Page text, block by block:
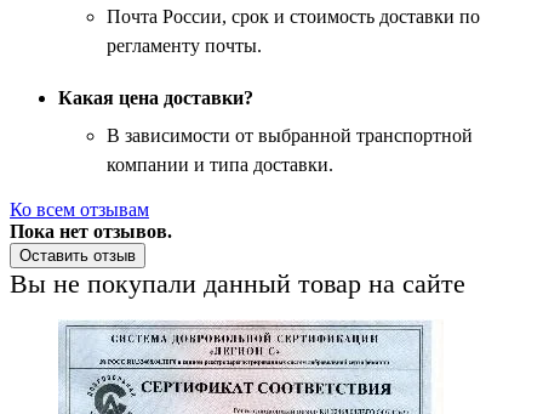
Почта России, срок и стоимость доставки по
регламенту почты.
Какая цена доставки?
В зависимости от выбранной транспортной
компании и типа доставки.
Ко всем отзывам
Пока нет отзывов.
Оставить отзыв
Вы не покупали данный товар на сайте